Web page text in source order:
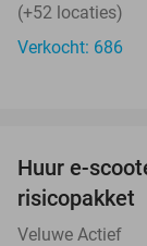
(+52 locaties)
Verkocht: 686
Huur e-
risicopakket
Veluwe Actief